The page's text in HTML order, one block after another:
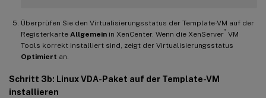
Überprüfen Sie den Virtualisierungsstatus der Template-VM auf der
Registerkarte Allgemein in XenCenter. Wenn die XenServer® VM
Tools korrekt installiert sind, zeigt der Virtualisierungsstatus
Optimiert an.
Schritt 3b: Linux VDA-Paket auf der Template-VM
installieren